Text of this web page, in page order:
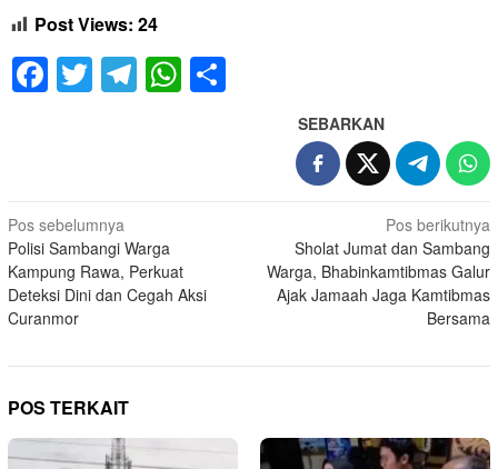
Post Views: 24
Facebook
Twitter
Telegram
WhatsApp
SEBARKAN
Navigasi
pos
Pos sebelumnya
Polisi Sambangi Warga
Kampung Rawa, Perkuat
Deteksi Dini dan Cegah Aksi
Curanmor
Pos berikutnya
Sholat Jumat dan Sambang
Warga, Bhabinkamtibmas Galur
Ajak Jamaah Jaga Kamtibmas
Bersama
POS TERKAIT